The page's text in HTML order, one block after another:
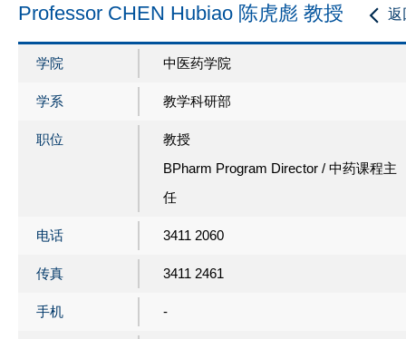
返
Professor CHEN Hubiao 陈虎彪 教授
学院 中医药学院
学系 教学科研部
职位
教授
BPharm Program Director / 中药课程主
任
电话 3411 2060
传真 3411 2461
手机 -